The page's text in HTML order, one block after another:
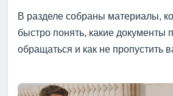
В разделе собраны материалы,
быстро понять, какие документы
обращаться и как не пропустить